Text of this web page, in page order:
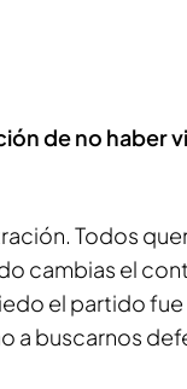
de no haber
Todos
cambias el
el partido
a buscarnos